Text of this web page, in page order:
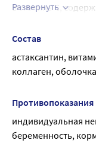
витамина С,
суставов,
восстановления
восстановления
ее после переломов
Развернуть
Состав
астаксантин,
коллаген,
Противопоказания
индивидуальная
беременность,